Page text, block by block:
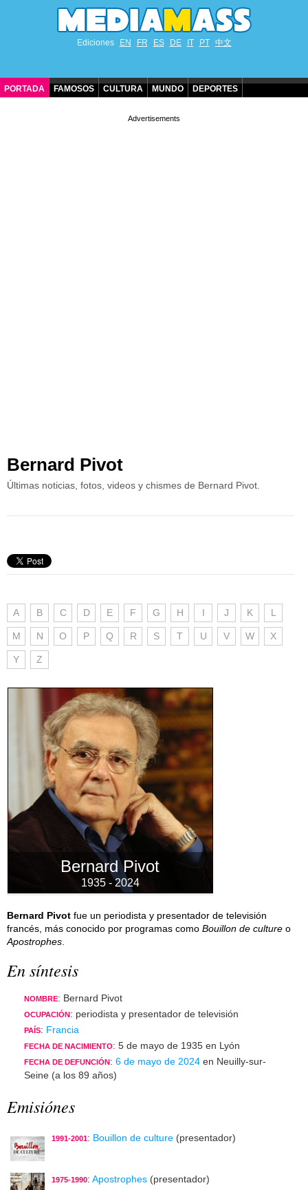
Ediciones EN FR ES DE IT PT 中文
PORTADA FAMOSOS CULTURA MUNDO DEPORTES
Bernard Pivot
Últimas noticias, fotos, videos y chismes de Bernard Pivot.
A B C D E F G H I J K L
M N O P Q R S T U V W X
Y Z
Bernard Pivot
1935 - 2024
Bernard Pivot fue un periodista y presentador de televisión
francés, más conocido por programas como Bouillon de culture o
Apostrophes
En síntesis
NOMBRE: Bernard Pivot
OCUPACIÓN : periodista y presentador de televisión
PAÍS: Francia
FECHA DE NACIMIENTO: 5 de mayo de 1935 en Lyón
FECHA DE DEFUNCIÓN : 6 de mayo de 2024 en Neuilly-sur-
Seine (a los 89 años)
Emisiónes
1991-2001: Bouillon de culture (presentador)
1975-1990: Apostrophes (presentador)